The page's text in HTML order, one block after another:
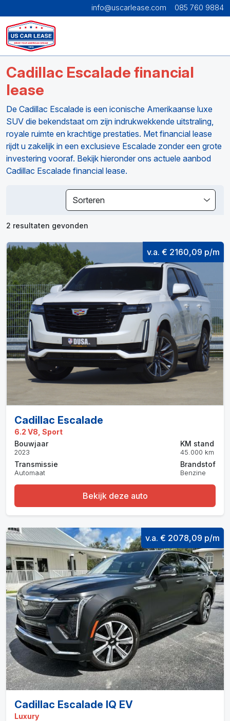
info@uscarlease.com 085 760 9884
Cadillac Escalade financial
lease
De Cadillac Escalade is een iconische Amerikaanse luxe
SUV die bekendstaat om zijn indrukwekkende uitstraling,
royale ruimte en krachtige prestaties. Met financial lease
rijdt u zakelijk in een exclusieve Escalade zonder een grote
investering vooraf. Bekijk hieronder ons actuele aanbod
Cadillac Escalade financial lease.
Sorteren
2 resultaten gevonden
v.a. € 2160,09 p/m
Cadillac Escalade
6.2 V8, Sport
Bouwjaar
2023
Transmissie
Automaat
KM stand
45.000 km
Brandstof
Benzine
Bekijk deze auto
v.a. € 2078,09 p/m
Cadillac Escalade IQ EV
Luxury